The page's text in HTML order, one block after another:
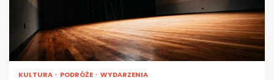
KULTURA PODRÓŻE WYDARZENIA